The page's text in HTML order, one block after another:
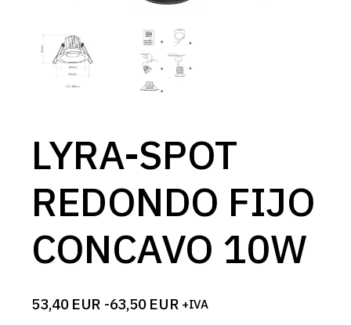
LYRA-SPOT
REDONDO FIJO
CONCAVO 10W
53,40 EUR -63,50 EUR
Rango +IVA